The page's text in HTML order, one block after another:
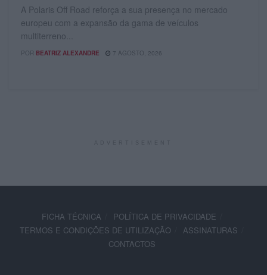
A Polaris Off Road reforça a sua presença no mercado
europeu com a expansão da gama de veículos
multiterreno...
POR BEATRIZ ALEXANDRE 7 AGOSTO, 2026
FICHA TÉCNICA
POLÍTICA DE PRIVACIDADE
TERMOS E CONDIÇÕES DE UTILIZAÇÃO
ASSINATURAS
CONTACTOS